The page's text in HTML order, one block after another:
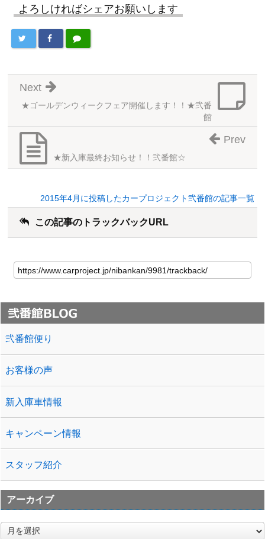
よろしければシェアお願いします
★ゴールデンウィークフェア開催します！！★弐番
館
Next
★新入庫最終お知らせ！！弐番館☆
Prev
2015年4月に投稿したカープロジェクト弐番館の記事一覧
この記事のトラックバックURL
弐番館便り
お客様の声
新入庫車情報
キャンペーン情報
スタッフ紹介
アーカイブ
ア